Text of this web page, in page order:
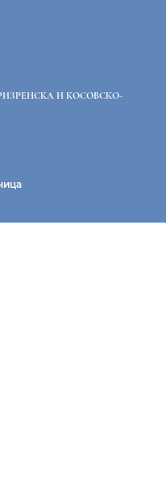
И КОСОВСКО-